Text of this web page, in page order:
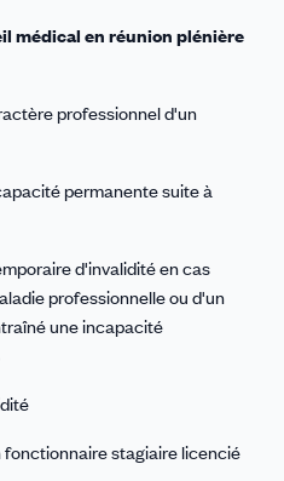
médical en réunion plénière
professionnel d'un
permanente suite à
d'invalidité en cas
professionnelle ou d'un
une incapacité
stagiaire licencié